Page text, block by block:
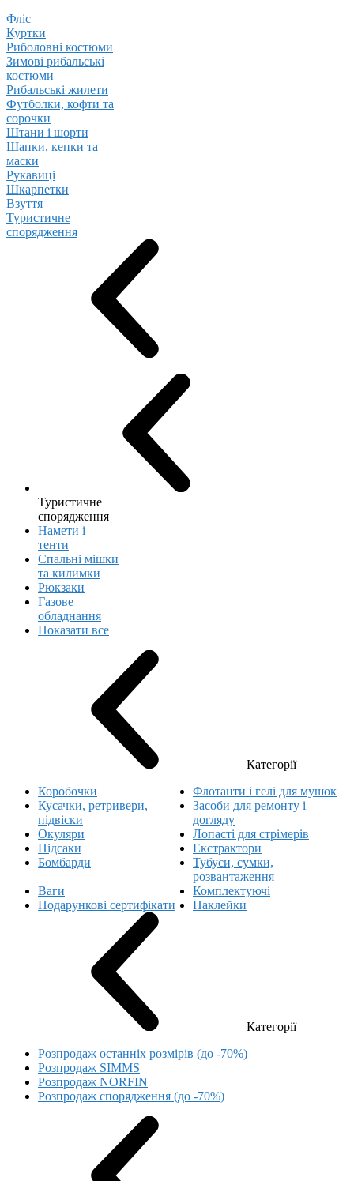
Фліс
Куртки
Риболовні костюми
Зимові рибальські
костюми
Рибальські жилети
Футболки, кофти та
сорочки
Штани і шорти
Шапки, кепки та
маски
Рукавиці
Шкарпетки
Взуття
Туристичне
спорядження
Туристичне
спорядження
Намети і
тенти
Спальні мішки
та килимки
Рюкзаки
Газове
обладнання
Показати все
Категорії
Коробочки
Флотанти і гелі для мушок
Кусачки, ретривери,
підвіски
Засоби для ремонту і
догляду
Окуляри
Лопасті для стрімерів
Підсаки
Екстрактори
Бомбарди
Тубуси, сумки,
розвантаження
Ваги
Комплектуючі
Подарункові сертифікати
Наклейки
Категорії
Розпродаж останніх розмірів (до -70%)
Розпродаж SIMMS
Розпродаж NORFIN
Розпродаж спорядження (до -70%)